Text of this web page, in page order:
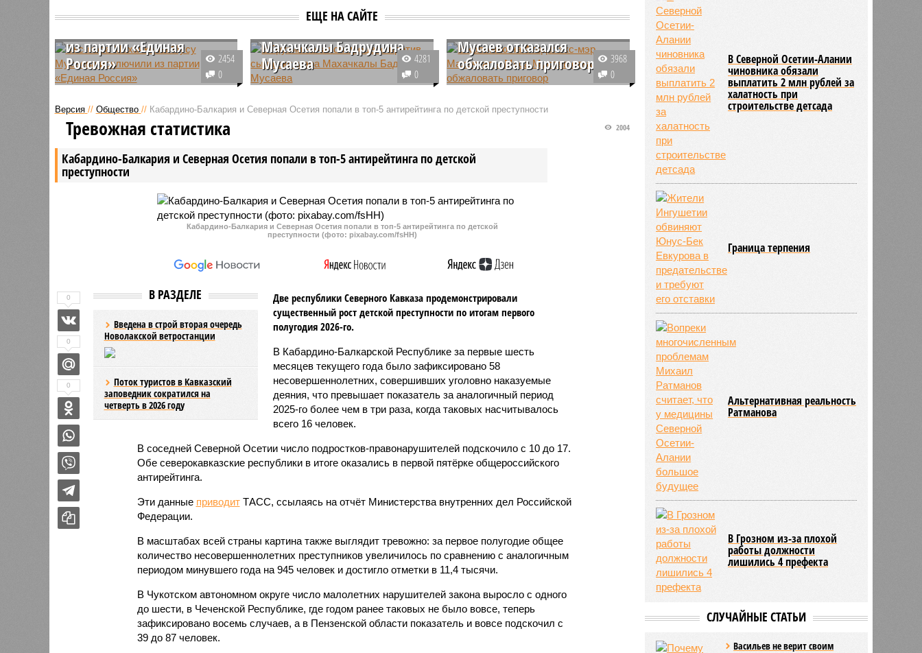
ЕЩЕ НА САЙТЕ
Экс-мэра Махачкалы
из партии «Единая
Россия»
Осужденного экс-мэра
исключили из политической
партии «Единая Россия». Такое
решение приняли накануне на
заседании президиума
регионального отделения ЕР в
2454
0
В Грузии начался процесс
против сына экс-мэра
Махачкалы Бадрудина
Мусаева
В городском суде Батуми
Бадрудина Мусаева. На скамье
Диего Брунаджадзе.
4281
0
В колонию на 4 года: экс-
Мусаев отказался
обжаловать приговор
Приговор против бывшего мэра
Мусаева вступил в законную
апелляционную жалобу.
3968
0
Версия // Общество // Кабардино-Балкария и Северная Осетия попали в топ-5 антирейтинга по детской преступности
Кабардино-Балкария и Северная Осетия попали в топ-5 антирейтинга по детской
преступности
2004
Тревожная статистика
Кабардино-Балкария и Северная Осетия попали в топ-5 антирейтинга по детской
преступности (фото: pixabay.com/fsHH)
В РАЗДЕЛЕ
Введена в строй вторая очередь
Новолакской ветростанции
Поток туристов в Кавказский
заповедник сократился на
четверть в 2026 году
Две республики Северного Кавказа продемонстрировали
существенный рост детской преступности по итогам первого
полугодия 2026-го.
В Кабардино-Балкарской Республике за первые шесть
месяцев текущего года было зафиксировано 58
несовершеннолетних, совершивших уголовно наказуемые
деяния, что превышает показатель за аналогичный период
2025-го более чем в три раза, когда таковых насчитывалось
всего 16 человек.
В соседней Северной Осетии число подростков-правонарушителей подскочило с 10 до 17.
Обе северокавказские республики в итоге оказались в первой пятёрке общероссийского
антирейтинга.
Эти данные приводитТАСС, ссылаясь на отчёт Министерства внутренних дел Российской
Федерации.
В масштабах всей страны картина также выглядит тревожно: за первое полугодие общее
количество несовершеннолетних преступников увеличилось по сравнению с аналогичным
периодом минувшего года на 945 человек и достигло отметки в 11,4 тысячи.
В Чукотском автономном округе число малолетних нарушителей закона выросло с одного
до шести, в Чеченской Республике, где годом ранее таковых не было вовсе, теперь
зафиксировано восемь случаев, а в Пензенской области показатель и вовсе подскочил с
39 до 87 человек.
0
0
0
В Северной Осетии-Алании
чиновника обязали
выплатить 2 млн рублей за
халатность при
строительстве детсада
Граница терпения
Альтернативная реальность
Ратманова
В Грозном из-за плохой
работы должности
лишились 4 префекта
СЛУЧАЙНЫЕ СТАТЬИ
Васильев не верит своим